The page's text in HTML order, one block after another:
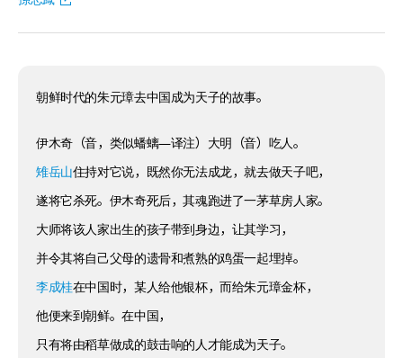
朝鲜时代的朱元璋去中国成为天子的故事。
伊木奇（音，类似蟠螭—译注）大明（音）吃人。
雉岳山住持对它说，既然你无法成龙，就去做天子吧，
遂将它杀死。伊木奇死后，其魂跑进了一茅草房人家。
大师将该人家出生的孩子带到身边，让其学习，
并令其将自己父母的遗骨和煮熟的鸡蛋一起埋掉。
李成桂在中国时，某人给他银杯，而给朱元璋金杯，
他便来到朝鲜。在中国，
只有将由稻草做成的鼓击响的人才能成为天子。